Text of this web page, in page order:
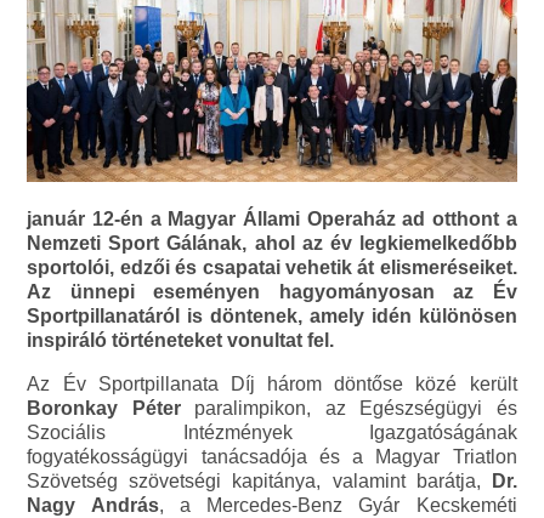
január 12-én a Magyar Állami Operaház ad otthont a
Nemzeti Sport Gálának, ahol az év legkiemelkedőbb
sportolói, edzői és csapatai vehetik át elismeréseiket.
Az ünnepi eseményen hagyományosan az Év
Sportpillanatáról is döntenek, amely idén különösen
inspiráló történeteket vonultat fel.
Az Év Sportpillanata Díj három döntőse közé került
Boronkay Péterparalimpikon, az Egészségügyi és
Szociális Intézmények Igazgatóságának
fogyatékosságügyi tanácsadója és a Magyar Triatlon
Szövetség szövetségi kapitánya, valamint barátja, Dr.
Nagy András, a Mercedes-Benz Gyár Kecskeméti